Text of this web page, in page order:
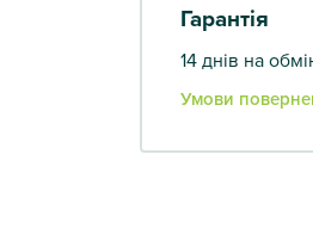
Гарантія
14 днів на
Умови